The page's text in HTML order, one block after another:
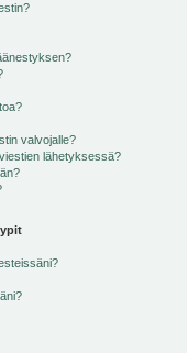
valvojalle?
lähetyksessä?